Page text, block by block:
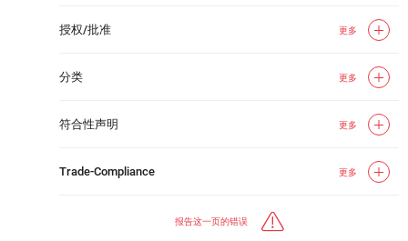
授权/批准 更多
分类 更多
符合性声明 更多
Trade-Compliance 更多
报告这一页的错误